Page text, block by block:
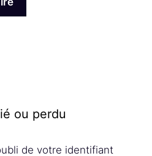
ou perdu
de votre identifiant